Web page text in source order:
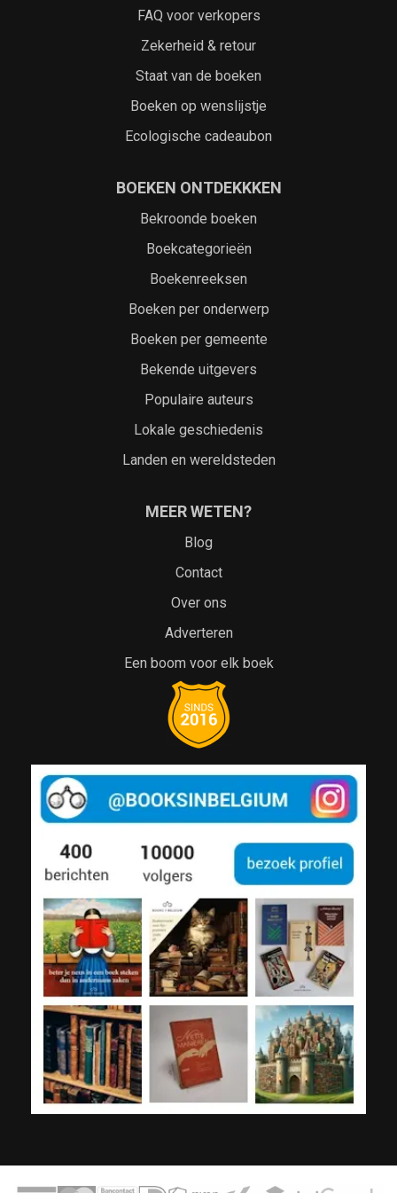
FAQ voor verkopers
Zekerheid & retour
Staat van de boeken
Boeken op wenslijstje
Ecologische cadeaubon
BOEKEN ONTDEKKKEN
Bekroonde boeken
Boekcategorieën
Boekenreeksen
Boeken per onderwerp
Boeken per gemeente
Bekende uitgevers
Populaire auteurs
Lokale geschiedenis
Landen en wereldsteden
MEER WETEN?
Blog
Contact
Over ons
Adverteren
Een boom voor elk boek